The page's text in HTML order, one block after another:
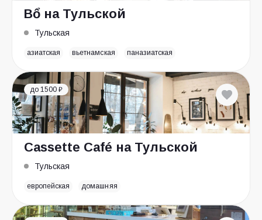
Bổ на Тульской
Тульская
азиатская вьетнамская паназиатская
до 1500 ₽
Cassette Café на Тульской
Тульская
европейская домашняя